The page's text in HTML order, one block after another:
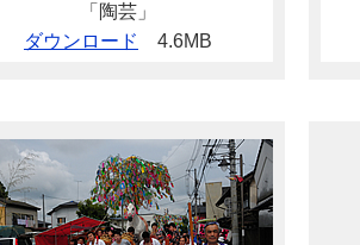
「陶芸」
ダウンロード
4.6MB